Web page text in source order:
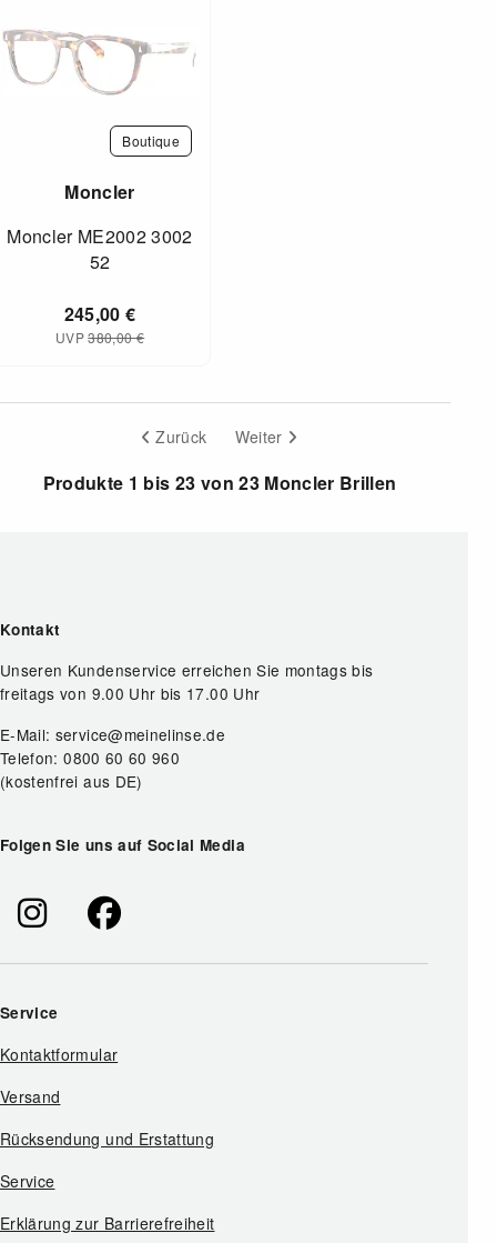
Boutique
Moncler
Moncler ME2002 3002
52
245,00€
UVP380,00€
Zurück Weiter
Produkte 1 bis 23 von 23 Moncler Brillen
Kontakt
Unseren Kundenservice erreichen Sie montags bis
freitags von 9.00 Uhr bis 17.00 Uhr
E-Mail: service@meinelinse.de
Telefon: 0800 60 60 960
(kostenfrei aus DE)
Folgen Sie uns auf Social Media
Service
Kontaktformular
Versand
Rücksendung und Erstattung
Service
Erklärung zur Barrierefreiheit